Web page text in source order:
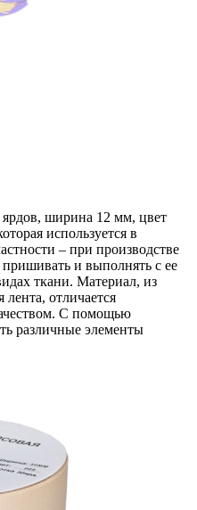
ярдов, ширина 12 мм, цвет
используется в
– при производстве
и выполнять с ее
ткани. Материал, из
лента, отличается
С помощью
различные элементы